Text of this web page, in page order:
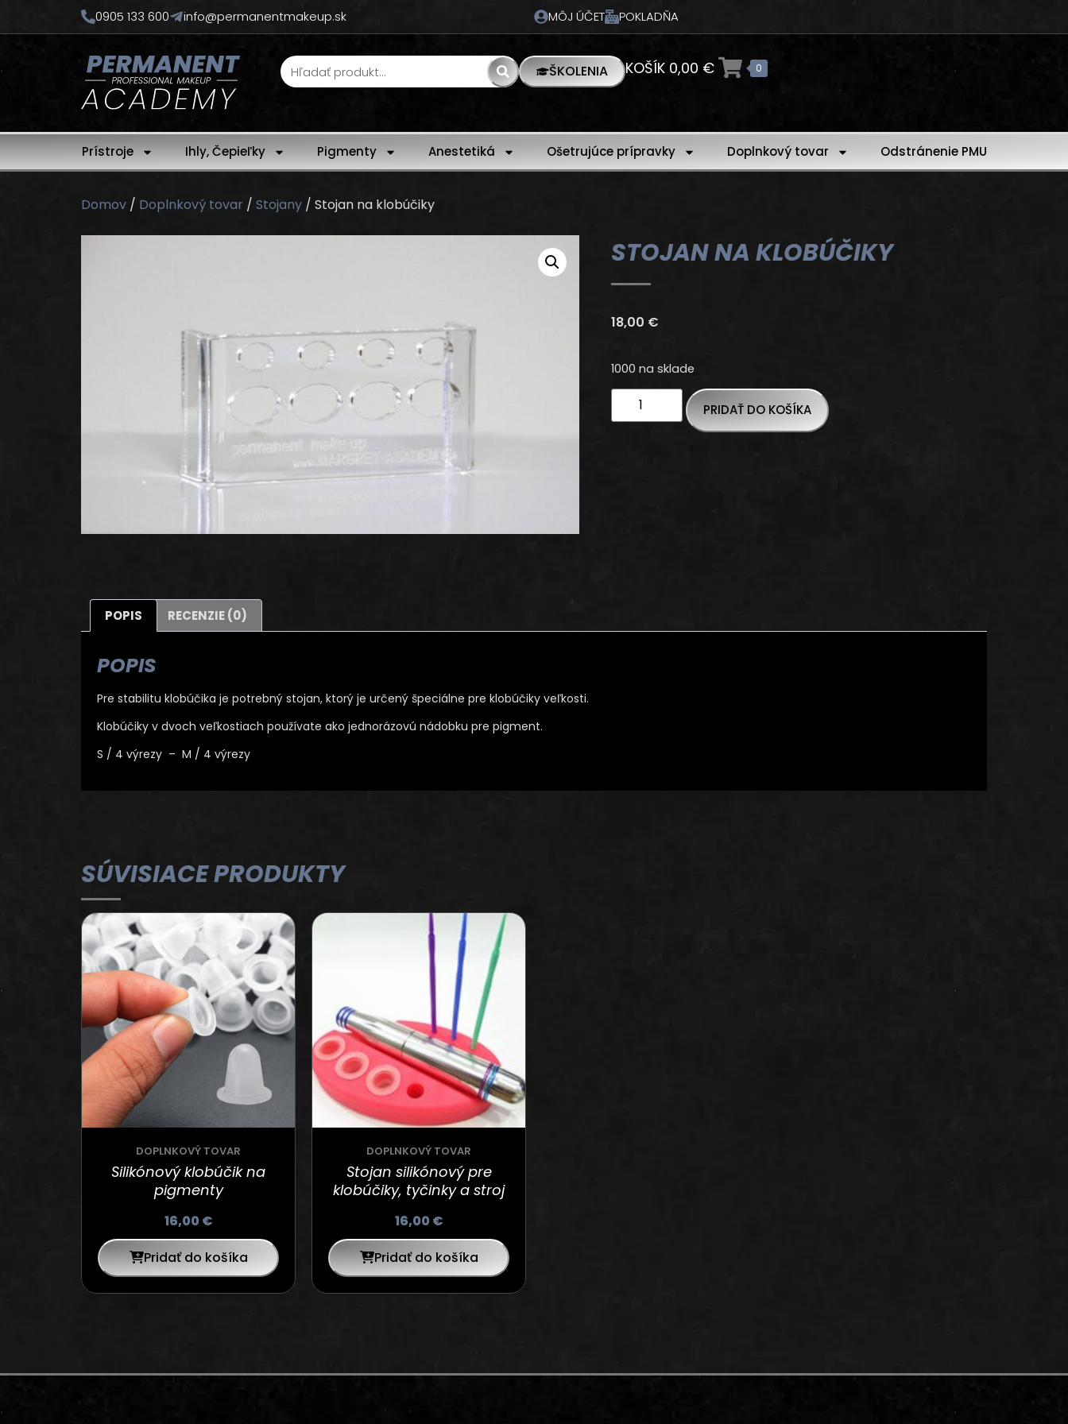
0905 133 600 info@permanentmakeup.sk MÔJ ÚČET POKLADŇA
ŠKOLENIA KOŠÍK 0,00 € 0
Prístroje Ihly, Čepieľky Pigmenty Anestetiká Ošetrujúce prípravky Doplnkový tovar Odstránenie PMU
Domov / Doplnkový tovar / Stojany / Stojan na klobúčiky
STOJAN NA KLOBÚČIKY
18,00 €
1000 na sklade
PRIDAŤ DO KOŠÍKA
POPIS RECENZIE (0)
POPIS
Pre stabilitu klobúčika je potrebný stojan, ktorý je určený špeciálne pre klobúčiky veľkosti.
Klobúčiky v dvoch veľkostiach používate ako jednorázovú nádobku pre pigment.
S / 4 výrezy – M / 4 výrezy
SÚVISIACE PRODUKTY
DOPLNKOVÝ TOVAR
Silikónový klobúčik na
pigmenty
16,00€
Pridať do košíka
DOPLNKOVÝ TOVAR
Stojan silikónový pre
klobúčiky, tyčinky a stroj
16,00€
Pridať do košíka